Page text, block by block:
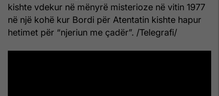
kishte vdekur në mënyrë misterioze në vitin 1977
në një kohë kur Bordi për Atentatin kishte hapur
hetimet për “njeriun me çadër”. /Telegrafi/